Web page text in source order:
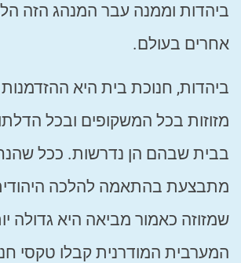
ביהדות וממנה עבר המנהג הזה
אחרים בעולם.
ביהדות, חנוכת בית היא
מזוזות בכל המשקופים ובכל
בבית שבהם הן נדרשות. ככל
מתבצעת בהתאמה להלכה
שמזוזה כאמור מביאה היא גדולה
המערבית המודרנית קבלו טקסי